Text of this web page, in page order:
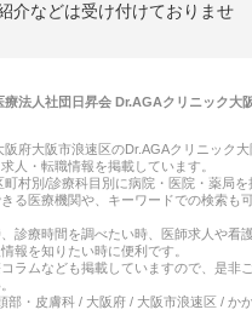
介などは受け付けておりませ
療法人社団日昇会 Dr.AGAクリニック大
阪府大阪市浪速区のDr.AGAクリニック大
人・転職情報を掲載しています。
町村別/診療科目別に病院・医院・薬局を
る医療機関や、キーワードでの検索も
診療時間を調べたい時、医師求人や看
報を知りたい時に便利です。
ラムなども掲載していますので、是非
部・皮膚科 / 大阪府 / 大阪市浪速区 / か